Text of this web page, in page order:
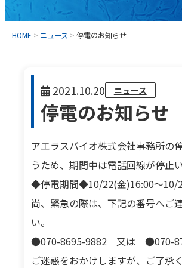
プ
HOME > ニュース >停電のお知らせ
停電のお知らせ
2021.10.20 ニュース
アエラスバイオ株式会社事務所の
うため、期間中は電話回線が停止
◆停電期間◆10/22(金)16:00～10/
尚、緊急の際は、下記の番号へご
い。
●070-8695-9882 又は ●070-
ご迷惑をおかけしますが、ご了承